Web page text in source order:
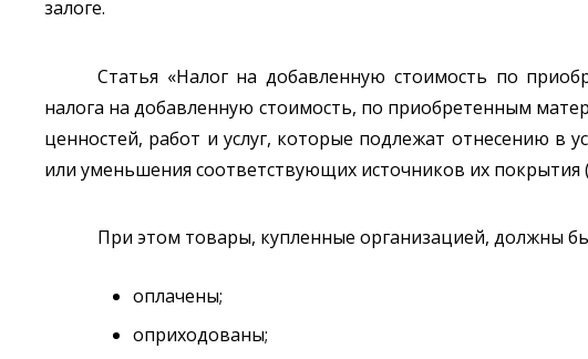
залоге.
Статья «Налог на добавленную стоимость по
налога на добавленную стоимость, по приобретенным
ценностей, работ и услуг, которые подлежат отнесению в
или уменьшения соответствующих источников их покрытия
При этом товары, купленные организацией, должны
оплачены;
оприходованы;